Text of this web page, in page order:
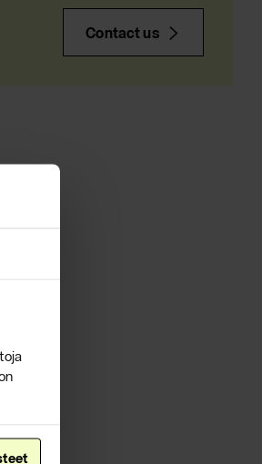
Contact us